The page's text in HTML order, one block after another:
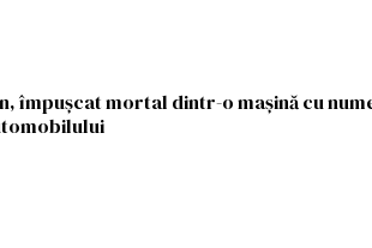
împușcat mortal dintr-o mașină cu